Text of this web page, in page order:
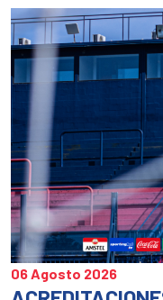
06 Agosto 2026